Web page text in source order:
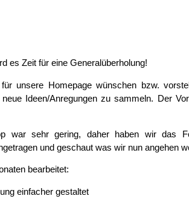
es Zeit für eine Generalüberholung!
unsere Homepage wünschen bzw.
Ideen/Anregungen zu sammeln. Der
war sehr gering, daher haben wir das
und geschaut was wir nun angehen
bearbeitet:
einfacher gestaltet